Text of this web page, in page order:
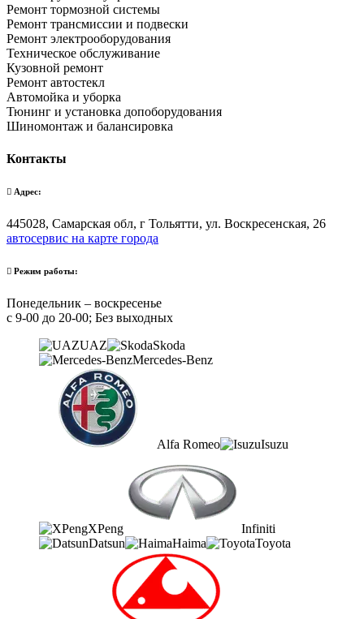
Ремонт тормозной системы
Ремонт трансмиссии и подвески
Ремонт электрооборудования
Техническое обслуживание
Кузовной ремонт
Ремонт автостекл
Автомойка и уборка
Тюнинг и установка допоборудования
Шиномонтаж и балансировка
Контакты
Адрес:
445028, Самарская обл, г Тольятти, ул. Воскресенская, 26
автосервис на карте города
Режим работы:
Понедельник – воскресенье
с 9-00 до 20-00; Без выходных
UAZ
Skoda
Mercedes-Benz
Alfa Romeo Isuzu
XPeng
Infiniti
Datsun
Haima Toyota